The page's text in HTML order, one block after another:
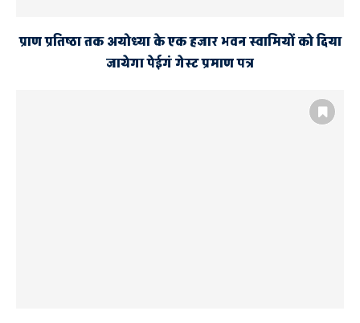
प्राण प्रतिष्ठा तक अयोध्या के एक हजार भवन स्वामियों को दिया
जायेगा पेईगं गेस्ट प्रमाण पत्र